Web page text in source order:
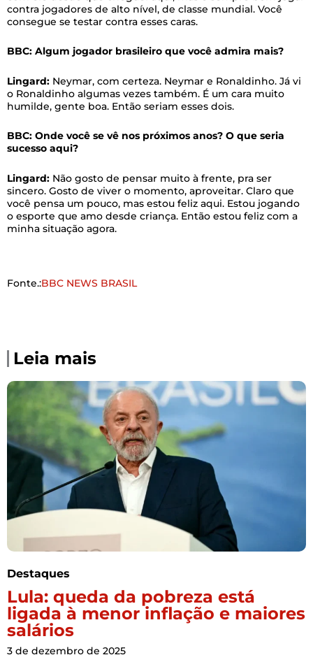
contra jogadores de alto nível, de classe mundial. Você
consegue se testar contra esses caras.
BBC: Algum jogador brasileiro que você admira mais?
Lingard: Neymar, com certeza. Neymar e Ronaldinho. Já vi
o Ronaldinho algumas vezes também. É um cara muito
humilde, gente boa. Então seriam esses dois.
BBC: Onde você se vê nos próximos anos? O que seria
sucesso aqui?
Lingard: Não gosto de pensar muito à frente, pra ser
sincero. Gosto de viver o momento, aproveitar. Claro que
você pensa um pouco, mas estou feliz aqui. Estou jogando
o esporte que amo desde criança. Então estou feliz com a
minha situação agora.
Fonte.:BBC NEWS BRASIL
Leia mais
Destaques
Lula: queda da pobreza está
ligada à menor inflação e maiores
salários
3 de dezembro de 2025